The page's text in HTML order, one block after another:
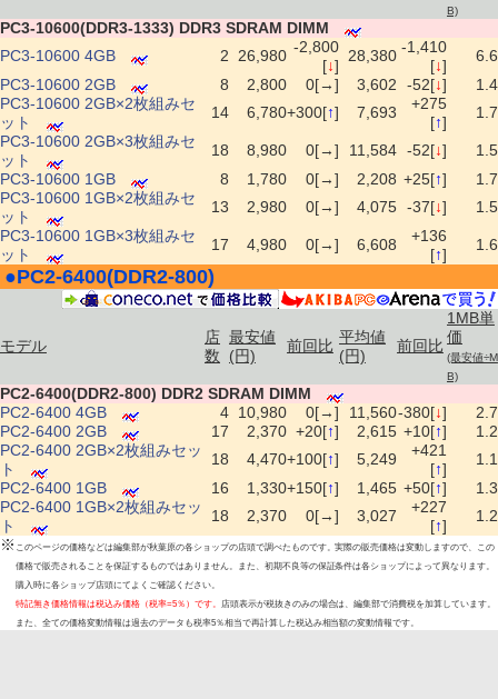
B)
PC3-10600(DDR3-1333) DDR3 SDRAM DIMM
PC3-10600 4GB
2 26,980 -2,800
[↓]
28,380 -1,410
[↓]
6.6
PC3-10600 2GB
8 2,800 0[→] 3,602 -52[↓]
1.4
PC3-10600 2GB×2枚組みセ
ット
14 6,780+300[↑] 7,693
+275
[↑]
1.7
PC3-10600 2GB×3枚組みセ
ット
18 8,980 0[→] 11,584 -52[↓]
1.5
PC3-10600 1GB
8 1,780 0[→] 2,208 +25[↑]
1.7
PC3-10600 1GB×2枚組みセ
ット
13 2,980 0[→] 4,075 -37[↓]
1.5
PC3-10600 1GB×3枚組みセ
ット
17 4,980 0[→] 6,608
+136
[↑]
1.6
●PC2-6400(DDR2-800)
モデル
店
数
最安値
(円)
前回比 平均値
(円)
前回比
1MB単
価
(最安値÷M
B)
PC2-6400(DDR2-800) DDR2 SDRAM DIMM
PC2-6400 4GB
4 10,980 0[→] 11,560-380[↓]
2.7
PC2-6400 2GB
17 2,370 +20[↑] 2,615 +10[↑]
1.2
PC2-6400 2GB×2枚組みセッ
ト
18 4,470+100[↑] 5,249
+421
[↑]
1.1
PC2-6400 1GB
16 1,330+150[↑] 1,465 +50[↑]
1.3
PC2-6400 1GB×2枚組みセッ
ト
18 2,370 0[→] 3,027
+227
[↑]
1.2
※ このページの価格などは編集部が秋葉原の各ショップの店頭で調べたものです。実際の販売価格は変動しますので、この
価格で販売されることを保証するものではありません。また、初期不良等の保証条件は各ショップによって異なります。
購入時に各ショップ店頭にてよくご確認ください。
特記無き価格情報は税込み価格（税率=5％）です。
店頭表示が税抜きのみの場合は、編集部で消費税を加算しています。
また、全ての価格変動情報は過去のデータも税率5％相当で再計算した税込み相当額の変動情報です。